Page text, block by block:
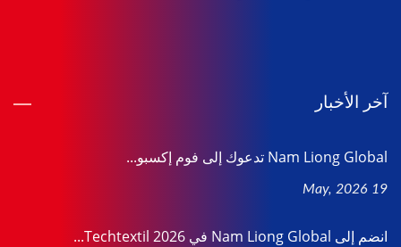
آخر الأخبار
Nam Liong Global تدعوك إلى فوم إكسبو...
19 May, 2026
انضم إلى Nam Liong Global في Techtextil 2026...